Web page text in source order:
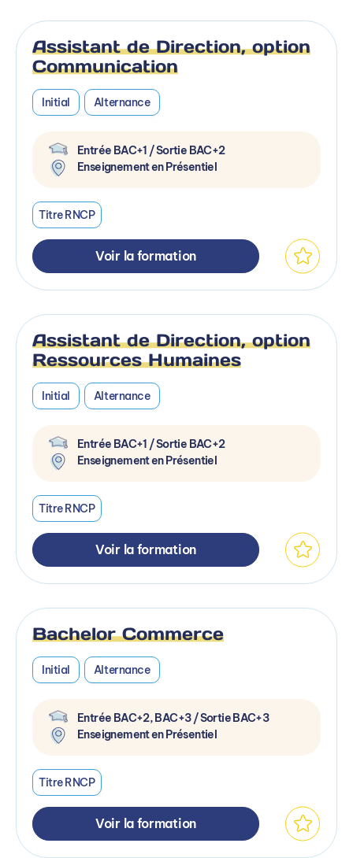
Assistant de Direction, option
Communication
Initial Alternance
Entrée BAC+1 / Sortie BAC+2
Enseignement en Présentiel
Titre RNCP
Voir la formation
Assistant de Direction, option
Ressources Humaines
Initial Alternance
Entrée BAC+1 / Sortie BAC+2
Enseignement en Présentiel
Titre RNCP
Voir la formation
Bachelor Commerce
Initial Alternance
Entrée BAC+2, BAC+3 / Sortie BAC+3
Enseignement en Présentiel
Titre RNCP
Voir la formation